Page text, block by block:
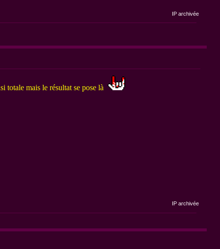
IP archivée
totale mais le résultat se pose là
IP archivée